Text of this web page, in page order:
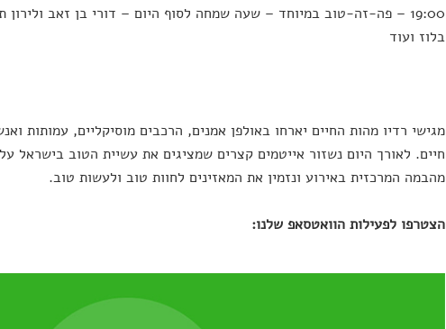
19:00 – פה-זה-טוב במיוחד – שעה שמחה לסוף היום – דורי בן זאב
בלוז ועוד
מגישי רדיו מהות החיים יארחו באולפן אמנים, הרכבים מוסיקליים, עמותות
חיים. לאורך היום נשזור אייטמים קצרים שמציגים את עשיית הטוב בישראל
מהבמה המרכזית באירוע ונזמין את המאזינים לחוות טוב ולעשות טוב.
הצטרפו לפעילות הוואטסאפ שלנו: